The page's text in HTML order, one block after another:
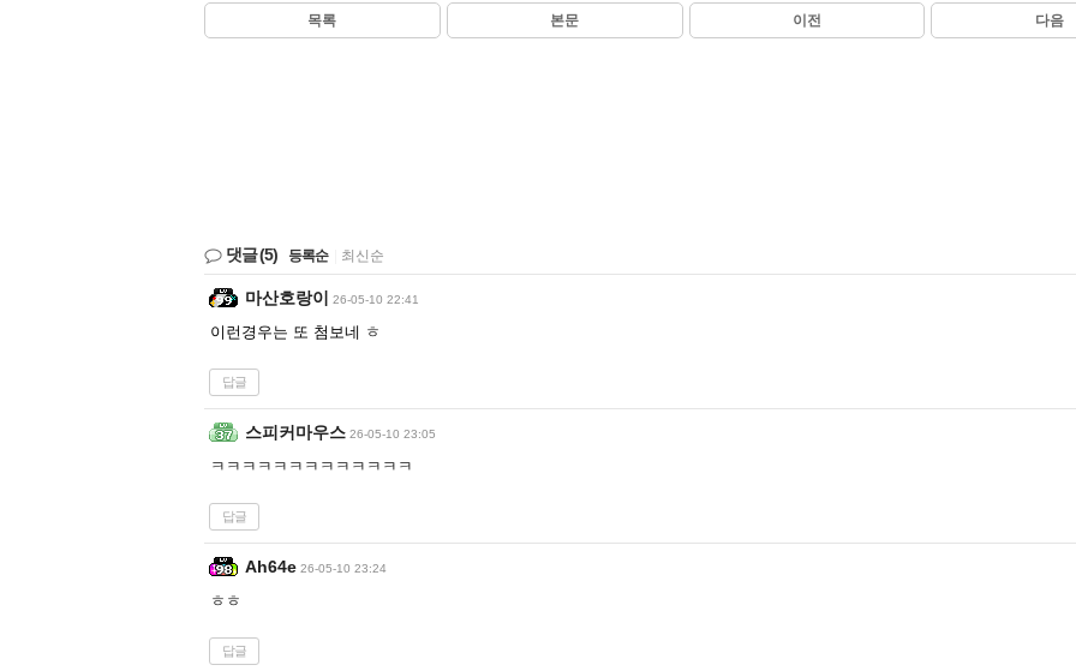
목록 본문 이전 다음
댓글(5) 등록순 최신순
마산호랑이 26-05-10 22:41
이런경우는 또 첨보네 ㅎ
답글
스피커마우스 26-05-10 23:05
ㅋㅋㅋㅋㅋㅋㅋㅋㅋㅋㅋㅋㅋ
답글
Ah64e 26-05-10 23:24
ㅎㅎ
답글